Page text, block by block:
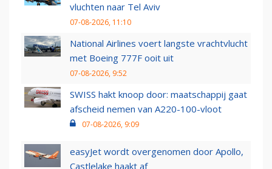
vluchten naar Tel Aviv
07-08-2026, 11:10
National Airlines voert langste vrachtvlucht
met Boeing 777F ooit uit
07-08-2026, 9:52
SWISS hakt knoop door: maatschappij gaat
afscheid nemen van A220-100-vloot
07-08-2026, 9:09
easyJet wordt overgenomen door Apollo,
Castlelake haakt af